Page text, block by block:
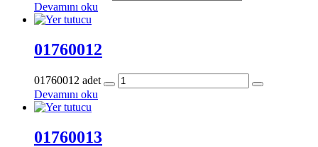
Devamını oku
01760012
01760012 adet
Devamını oku
01760013